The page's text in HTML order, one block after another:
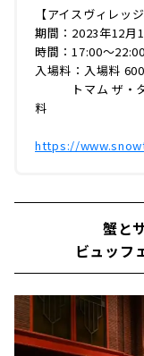
ヴィレ
レトマ
帰りで
の帰り
スヴィ
024年3
【アイスヴィレッジ
期間：2023年12月
時間：17:00〜
入場料：入場料
トマム ザ・タ
料
https://
蟹と
ビュッフ